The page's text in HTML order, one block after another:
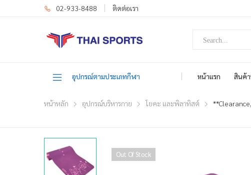
02-933-8488 ติดต่อเรา
อุปกรณ์ตามประเภทกีฬา หน้าแรก สินค้
หน้าหลัก อุปกรณ์บริหารกาย โยคะ และพิลาทิสต์
Out Of Stock